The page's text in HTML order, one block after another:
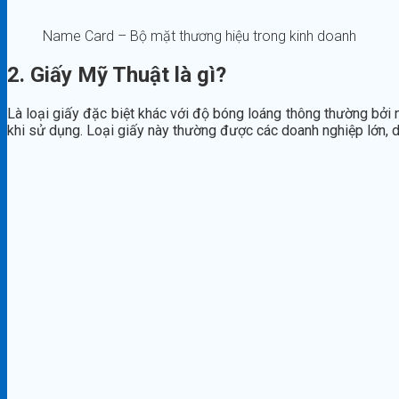
Name Card – Bộ mặt thương hiệu trong kinh doanh
2. Giấy Mỹ Thuật là gì?
Là loại giấy đặc biệt khác với độ bóng loáng thông thường bởi
khi sử dụng. Loại giấy này thường được các doanh nghiệp lớn,